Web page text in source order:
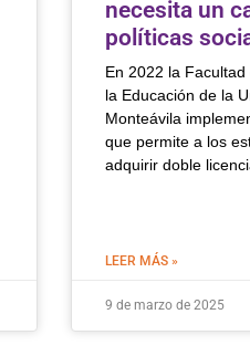
necesita un
políticas
En 2022 la
la Educación de la
Monteávila
que permite a los
adquirir doble
LEER MÁS »
9 de marzo de 2025